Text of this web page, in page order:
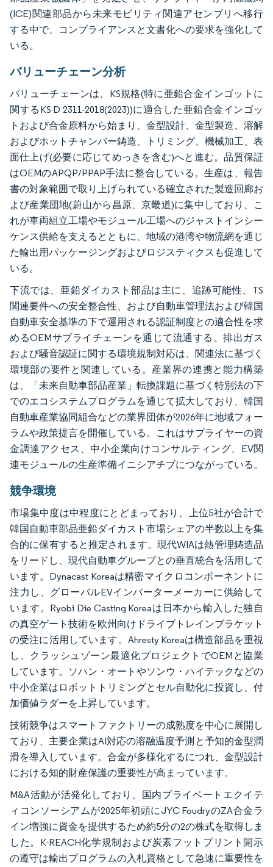
(ICE)関連部品から未来モビリティ関連アセンブリへ移行
する中で、コンプライアンスと文書化への要求を強化して
いる。
バリューチェーン分析
バリューチェーンは、KS規格(特に亜鉛合金インゴットに
関するKS D 2311-2018(2023))に適合した亜鉛合金インゴッ
トおよび合金原料から始まり、金型設計、金型製造、溶解
およびホットチャンバー鋳造、トリミング、機械加工、表
面仕上げ(必要に応じてめっきを含む)へと進む。品質保証
はOEMのAPQP/PPAP手法に整合している。生産は、報告
書の対象範囲で取り上げられている確立された製造回廊お
よび産業団地(蔚山から昌原、京畿道)に集中しており、こ
れが車両組立工場やモジュール工場へのジャストインシー
ケンス供給を支えるとともに、地域の港湾や物流網を通じ
た輸出用パッケージングおよびロジスティクスも促進して
いる。
下流では、亜鉛ダイカスト部品は主に、追跡可能性、TS
関連要件への安全整合性、および自動車管理法および韓国
自動車安全基準の下で運用される認証制度との適合性を求
めるOEMサプライチェーンを通じて流通する。排出ガス
および騒音認証に関する環境規制対応は、関連法に基づく
環境部の要件と関連している。産業界の連携と能力構築
は、「未来自動車部品産業」転換課題に基づく特別法の下
でのエコシステムプログラムを通じて拡大しており、韓国
自動車産業協同組合などの業界団体が2026年に地域フォー
ラムや政策提言を開催している。これはサプライヤーの資
金調達アクセス、中小企業向けコンサルティング、EV関
連モジュールの生産準備イニシアチブにつながっている。
競争環境
市場集中度は中程度にとどまっており、上位5社が合計で
韓国自動車部品亜鉛ダイカスト市場シェアの半数以上を集
合的に保有すると推定されます。現代WIAは熱管理鋳造品
をリードし、現代自動車グループとの垂直統合を活用して
います。Dynacast Koreaは精密マイクロコンポーネントに
注力し、グローバルEVインバーターメーカーに供給して
います。Ryobi Die Casting Koreaは日本から輸入した独自
の真空ゲート技術を欧州向けドライブトレインブラケット
の受注に活用しています。Ahresty Koreaは構造部品を重視
し、クラッシュゾーン最適化プロジェクトでOEMと協業
しています。ソハン・オートやソンウ・ハイテックなどの
中小企業はロボットトリミングとセル自動化に投資し、付
加価値ラダーを上昇しています。
技術競争はスマートファクトリーの成熟度を中心に展開し
ており、主要企業はAI対応の溶融温度予測と予知的金型潤
滑を導入しています。合金が多様化するにつれ、金型設計
における知的財産保護の重要性が高まっています。
M&A活動が活発化しており、国内プライベートエクイテ
ィコンソーシアムが2025年初頭にJYC FoudryのZA合金ラ
イン増強に資金を提供するため約5分の2の株式を取得しま
した。K-REACH化学規制および炭素フットプリント開示
の遵守は輸出プログラムの入札資格として急速に重要性を